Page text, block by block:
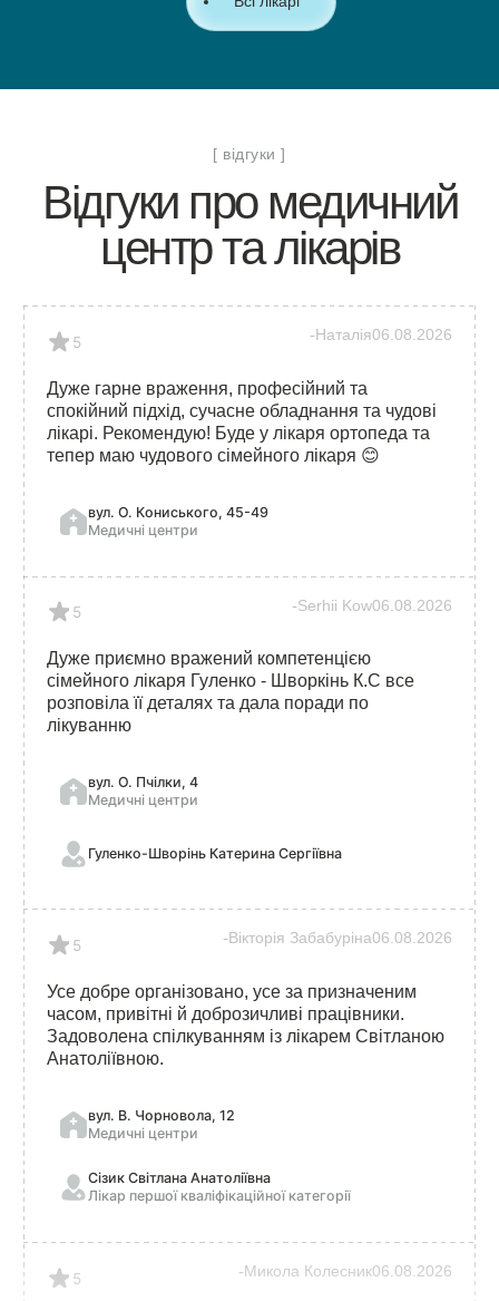
[ відгуки ]
Відгуки про медичний
центр та лікарів
5 Наталія06.08.2026
Дуже гарне враження, професійний та
спокійний підхід, сучасне обладнання та чудові
лікарі. Рекомендую! Буде у лікаря ортопеда та
тепер маю чудового сімейного лікаря 😊
вул. О. Кониського, 45-49
Медичні центри
5 Serhii Kow06.08.2026
Дуже приємно вражений компетенцією
сімейного лікаря Гуленко - Шворкінь К.С все
розповіла її деталях та дала поради по
лікуванню
вул. О. Пчілки, 4
Медичні центри
Гуленко-Шворінь Катерина Сергіївна
5 Вікторія Забабуріна06.08.2026
Усе добре організовано, усе за призначеним
часом, привітні й доброзичливі працівники.
Задоволена спілкуванням із лікарем Світланою
Анатоліївною.
вул. В. Чорновола, 12
Медичні центри
Сізик Світлана Анатоліївна
Лікар першої кваліфікаційної категорії
5 Микола Колесник06.08.2026